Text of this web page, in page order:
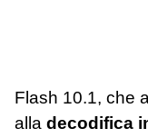
Flash 10.1, che
alla decodifica